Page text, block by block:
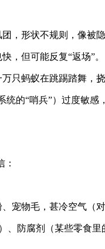
，形状不规则，像被
，但可能反复“返场”。
只蚂蚁在跳踢踏舞，挠
统的“哨兵”）过度敏
宠物毛，甚冷空气（对
、防腐剂（某些零食里